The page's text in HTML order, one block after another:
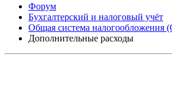
Форум
Бухгалтерский и налоговый учёт
Общая система
Дополнительные расходы